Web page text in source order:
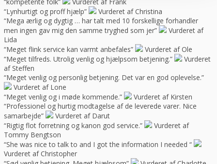
“Lynhurtigt og proff hjælp”
Vurderet af Christina
“Mega ærlig og dygtig … har talt med 10 forskellige forhandler
men ingen gav mig den samme tryghed som jer”
Vurderet af
Lida
“Meget flink service kan varmt anbefales”
Vurderet af Ole
“Meget tilfreds. Utrolig venlig og hjælpsom betjening.”
Vurderet
af Steffen
“Meget venlig og personlig betjening. Det var en god oplevelse.”
Vurderet af Lone
“Meget venlig og i møde kommende.”
Vurderet af Kirsten
“Professionel og hurtig modtagelse af de leverede varer. Nice
samarbejde”
Vurderet af Darut
“Rigtig flot forretning og kanon god service.”
Vurderet af
Tommy Bengtson
“She was nice to talk to and I got the information I needed “
Vurderet af Christopher